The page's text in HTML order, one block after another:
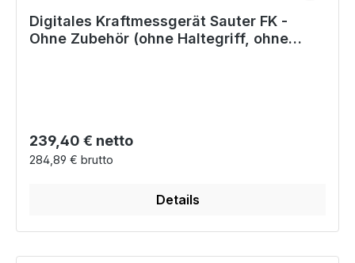
Digitales Kraftmessgerät Sauter FK -
Ohne Zubehör (ohne Haltegriff, ohne
Regulärer Preis:
239,40 € netto
284,89 € brutto
Details